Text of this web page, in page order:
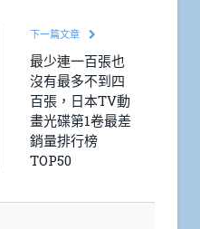
下一篇文章
最少連一百張也
沒有最多不到四
百張，日本TV動
畫光碟第1卷最差
銷量排行榜
TOP50